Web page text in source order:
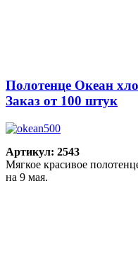
Полотенце Океан
Заказ от 100 штук
Артикул: 2543
Мягкое красивое
на 9 мая.